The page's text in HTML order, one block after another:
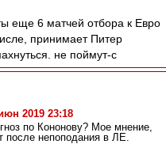
еще 6 матчей отбора к Евро
принимает Питер
не поймут-с
2019 23:18
по Кононову? Мое мнение,
после непоподания в ЛЕ.